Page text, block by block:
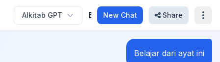
Alkitab GPT New Chat Share
Belajar dari ayat ini